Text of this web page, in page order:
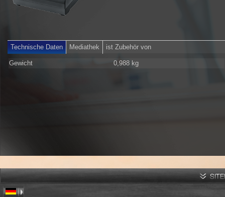
Technische Daten Mediathek ist Zubehör von
Gewicht 0,988 kg